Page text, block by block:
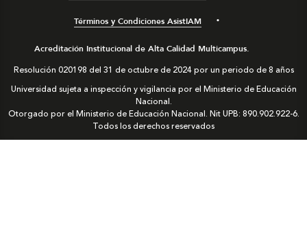
Términos y Condiciones AsistIAM
Acreditación Institucional de Alta Calidad Multicampus.
Resolución 020198 del 31 de octubre de 2024 por un periodo de 8 años
Universidad sujeta a inspección y vigilancia por el Ministerio de Educación
Nacional.
Otorgado por el Ministerio de Educación Nacional. Nit UPB: 890.902.922-6.
Todos los derechos reservados